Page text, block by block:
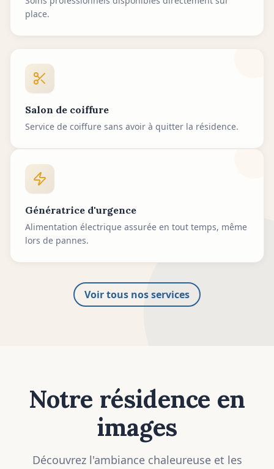
place.
Salon de coiffure
Service de coiffure sans avoir à quitter la résidence.
Génératrice d'urgence
Alimentation électrique assurée en tout temps, même
lors de pannes.
Voir tous nos services
Notre résidence en
images
Découvrez l'ambiance chaleureuse et les